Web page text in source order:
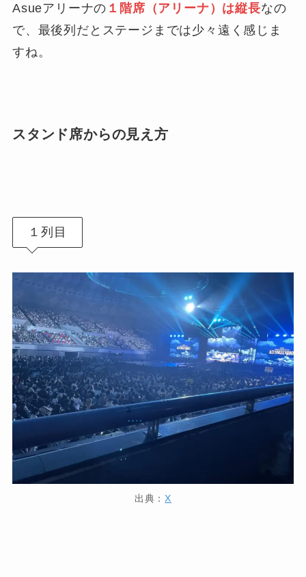
Asueアリーナの １階席（アリーナ）は縦長なの
で、最後列だとステージまでは少々遠く感じま
すね。
スタンド席からの見え方
１列目
出典： X